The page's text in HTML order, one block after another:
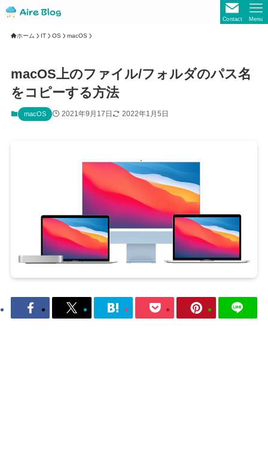
Contact Menu
ホーム IT OS macOS
macOS上のファイル/フォルダのパス名
をコピーする方法
macOS 2021年9月17日 2022年1月5日